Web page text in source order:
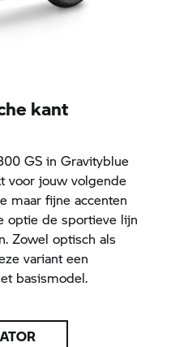
kant
GS in Gravityblue
voor jouw volgende
maar fijne accenten
optie de sportieve lijn
Zowel optisch als
variant een
basismodel.